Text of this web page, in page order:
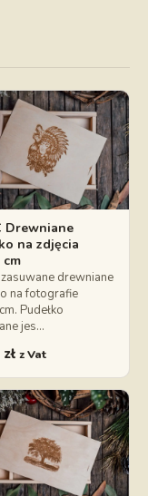
Drewniane
na zdjęcia
cm
drewniane
na fotografie
Pudełko
jes…
zł z Vat